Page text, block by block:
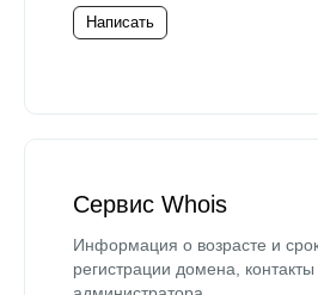
Написать
Сервис Whois
Информация о возрасте и
регистрации домена, контакты